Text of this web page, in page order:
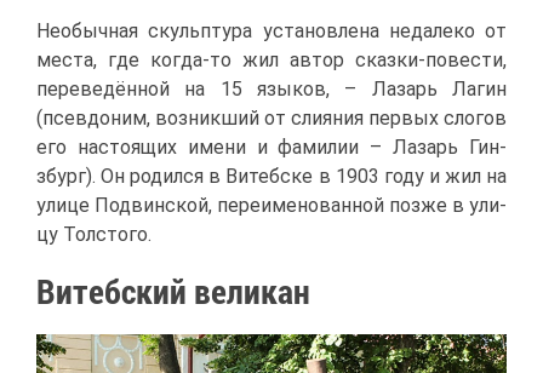
Необыч­ная скульп­ту­ра уста­нов­ле­на неда­ле­ко от
ме­ста, где ко­гда-то жил ав­тор сказ­ки-по­ве­сти,
пе­ре­ве­дён­ной на 15 язы­ков, – Ла­зарь Ла­гин
(псев­до­ним, воз­ник­ший от сли­я­ния пер­вых сло­гов
его на­сто­я­щих име­ни и фа­ми­лии – Ла­зарь Гин­
збург). Он ро­дил­ся в Ви­теб­ске в 1903 го­ду и жил на
ули­це По­двин­ской, пе­ре­име­но­ван­ной поз­же в ули­
цу Тол­сто­го.
Ви­теб­ский ве­ли­кан